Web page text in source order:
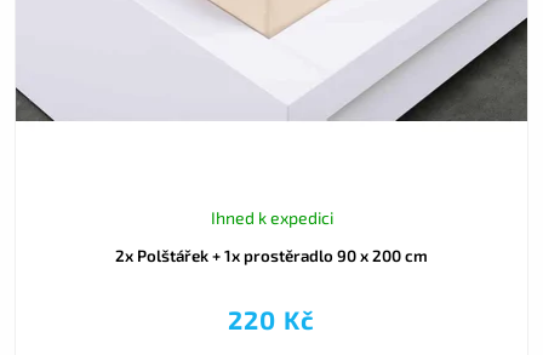
2x Polštářek + 1x prostěradlo 90 x 200 cm
Ihned k expedici
220 Kč